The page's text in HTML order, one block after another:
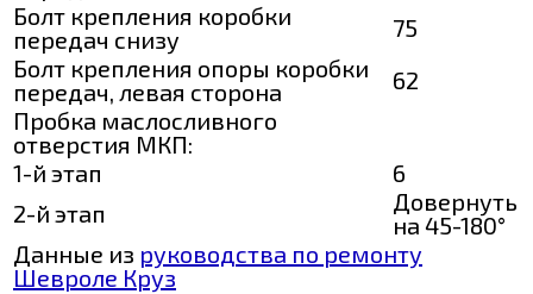
Болт крепления коробки
передач снизу
75
Болт крепления опоры коробки
передач, левая сторона
62
Пробка маслосливного
отверстия МКП:
1-й этап
6
2-й этап
Довернуть
на 45-180°
Данные из руководства по ремонту
Шевроле Круз